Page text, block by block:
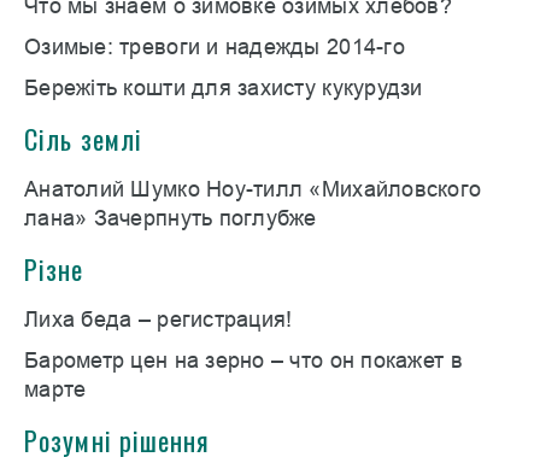
Что мы знаем о зимовке озимых хлебов?
Озимые: тревоги и надежды 2014-го
Бережіть кошти для захисту кукурудзи
Сіль землі
Анатолий Шумко Ноу-тилл «Михайловского
лана» Зачерпнуть поглубже
Різне
Лиха беда – регистрация!
Барометр цен на зерно – что он покажет в
марте
Розумні рішення